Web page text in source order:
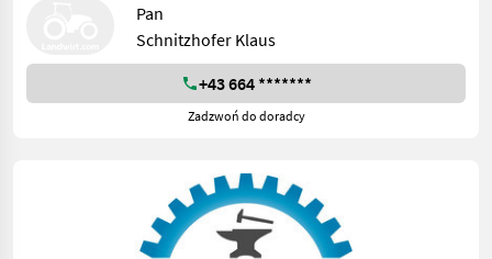
Pan
Schnitzhofer Klaus
+43 664 *******
Zadzwoń do doradcy